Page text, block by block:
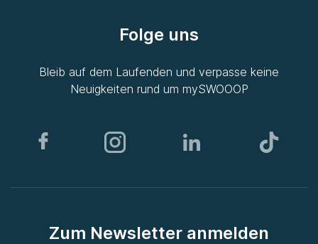
Folge uns
Bleib auf dem Laufenden und verpasse keine
Neuigkeiten rund um mySWOOOP
Zum Newsletter anmelden